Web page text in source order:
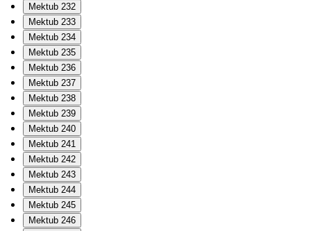
Mektub 232
Mektub 233
Mektub 234
Mektub 235
Mektub 236
Mektub 237
Mektub 238
Mektub 239
Mektub 240
Mektub 241
Mektub 242
Mektub 243
Mektub 244
Mektub 245
Mektub 246